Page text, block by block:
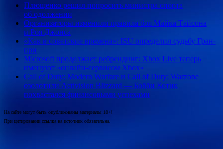
Плющенко решил попросить министра спорта
об одолжении
Организаторы изменили правила боя Майка Тайсона
и Роя Джонса
«Как в советские времена»: ISU определил судьбу Гран-
при
Microsoft продолжает ребрендинг: Xbox Live теперь
именуют «онлайн-сервисом Xbox»
Call of Duty: Modern Warfare и Call of Duty: Warzone
озолотили Activision Blizzard — Бобби Котик
похвастался финансовыми успехами
На сайте могут быть опубликованы материалы 18+!
При цитировании ссылка на источник обязательна.